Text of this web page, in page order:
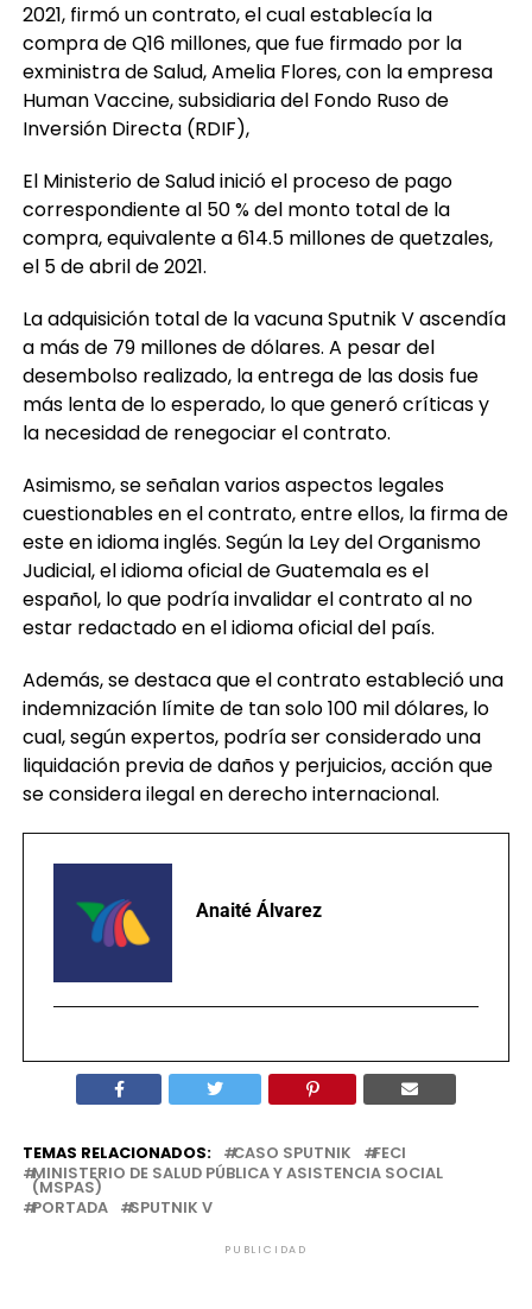
2021, firmó un contrato, el cual establecía la
compra de Q16 millones, que fue firmado por la
exministra de Salud, Amelia Flores, con la empresa
Human Vaccine, subsidiaria del Fondo Ruso de
Inversión Directa (RDIF),
El Ministerio de Salud inició el proceso de pago
correspondiente al 50 % del monto total de la
compra, equivalente a 614.5 millones de quetzales,
el 5 de abril de 2021.
La adquisición total de la vacuna Sputnik V ascendía
a más de 79 millones de dólares. A pesar del
desembolso realizado, la entrega de las dosis fue
más lenta de lo esperado, lo que generó críticas y
la necesidad de renegociar el contrato.
Asimismo, se señalan varios aspectos legales
cuestionables en el contrato, entre ellos, la firma de
este en idioma inglés. Según la Ley del Organismo
Judicial, el idioma oficial de Guatemala es el
español, lo que podría invalidar el contrato al no
estar redactado en el idioma oficial del país.
Además, se destaca que el contrato estableció una
indemnización límite de tan solo 100 mil dólares, lo
cual, según expertos, podría ser considerado una
liquidación previa de daños y perjuicios, acción que
se considera ilegal en derecho internacional.
Anaité Álvarez
TEMAS RELACIONADOS: CASO SPUTNIK
FECI
MINISTERIO DE SALUD PÚBLICA Y ASISTENCIA SOCIAL
(MSPAS)
PORTADA
SPUTNIK V
PUBLICIDAD